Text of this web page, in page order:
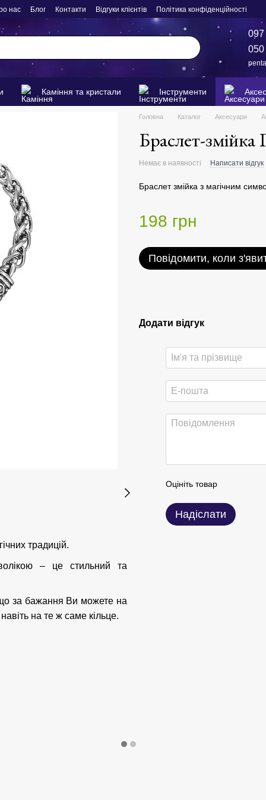
нас Блог Контакти Відгуки клієнтів Політика конфіденційності
097
050
Каміння та кристали Інструменти
традицій.
– це стильний та
що за бажання Ви можете на
на те ж саме кільце.
Головна Каталог Аксесуари
Браслет-
Немає в наявності Написати відгук
Браслет змійка з магічним
198 грн
Повідомити, коли
Додати відгук
Оцініть товар
Надіслати